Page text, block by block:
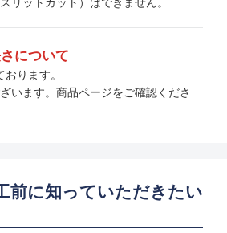
について
ります。
います。商品ページをご確認くださ
前に知っていただきたい